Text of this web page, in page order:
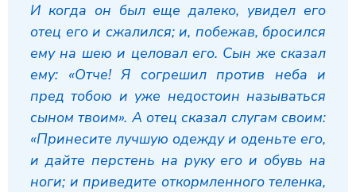
И когда он был еще далеко, увидел его
отец его и сжалился; и, побежав, бросился
ему на шею и целовал его. Сын же сказал
ему: «Отче! Я согрешил против неба и
пред тобою и уже недостоин называться
сыном твоим». А отец сказал слугам своим:
«Принесите лучшую одежду и оденьте его,
и дайте перстень на руку его и обувь на
ноги; и приведите откормленного теленка,